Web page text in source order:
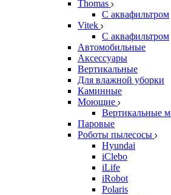
Thomas
С аквафильтром
Vitek
С аквафильтром
Автомобильные
Аксессуары
Вертикальные
Для влажной уборки
Каминные
Моющие
Вертикальные
Паровые
Роботы пылесосы
Hyundai
iClebo
iLife
iRobot
Polaris